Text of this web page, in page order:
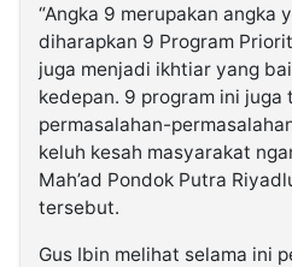
“Angka 9 merupakan angka
diharapkan 9 Program
juga menjadi ikhtiar yang
kedepan. 9 program ini juga
permasalahan-
keluh kesah masyarakat
Mah’ad Pondok Putra
tersebut.
Gus Ibin melihat selama ini